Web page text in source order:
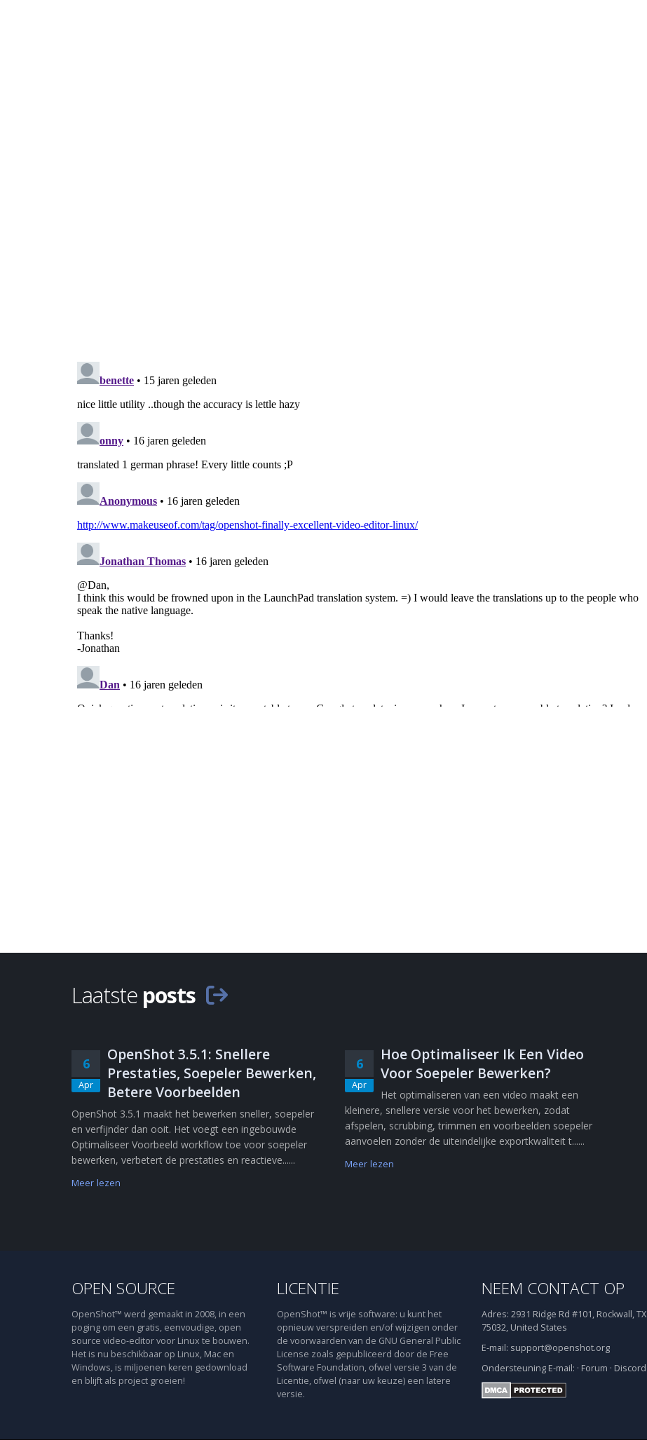
Laatste posts
6
Apr
OpenShot 3.5.1: Snellere
Prestaties, Soepeler Bewerken,
Betere Voorbeelden
OpenShot 3.5.1 maakt het bewerken sneller, soepeler
en verfijnder dan ooit. Het voegt een ingebouwde
Optimaliseer Voorbeeld workflow toe voor soepeler
bewerken, verbetert de prestaties en reactieve......
Meer lezen
6
Apr
Hoe Optimaliseer Ik Een Video
Voor Soepeler Bewerken?
Het optimaliseren van een video maakt een
kleinere, snellere versie voor het bewerken, zodat
afspelen, scrubbing, trimmen en voorbeelden soepeler
aanvoelen zonder de uiteindelijke exportkwaliteit t......
Meer lezen
OPEN SOURCE
OpenShot™ werd gemaakt in 2008, in een
poging om een gratis, eenvoudige, open
source video-editor voor Linux te bouwen.
Het is nu beschikbaar op Linux, Mac en
Windows, is miljoenen keren gedownload
en blijft als project groeien!
LICENTIE
OpenShot™ is vrije software: u kunt het
opnieuw verspreiden en/of wijzigen onder
de voorwaarden van de GNU General Public
License zoals gepubliceerd door de Free
Software Foundation, ofwel versie 3 van de
Licentie, ofwel (naar uw keuze) een latere
versie.
NEEM CONTACT OP
Adres: 2931 Ridge Rd #101, Rockwall, TX
75032, United States
E-mail: support@openshot.org
Ondersteuning E-mail: · Forum · Discord